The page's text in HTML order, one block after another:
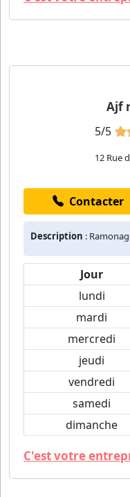
Ajf
5/5
12 Rue
Contacter
Description :
Jour
lundi
mardi
mercredi
jeudi
vendredi
samedi
dimanche
C'est votre